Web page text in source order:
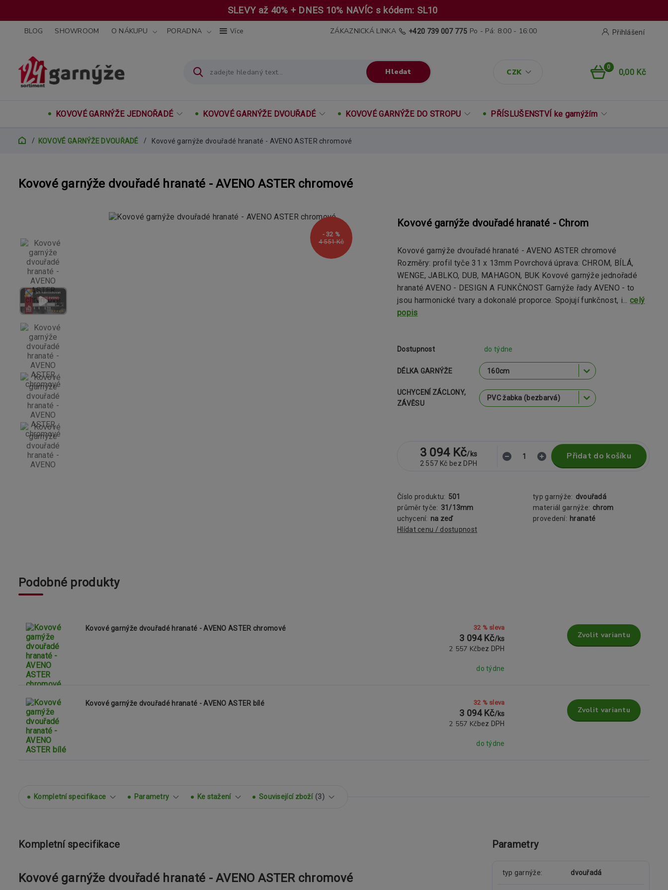
SLEVY až 40% + DNES 10% NAVÍC s kódem: SL10
BLOG SHOWROOM O NÁKUPU PORADNA Více
CZK
Přihlášení
Hledat
ZÁKAZNICKÁ LINKA +420 739 007 775 Po - Pá: 8:00 - 16:00
0
0,00 Kč
KOVOVÉ GARNÝŽE JEDNOŘADÉ KOVOVÉ GARNÝŽE DVOUŘADÉ KOVOVÉ GARNÝŽE DO STROPU PŘÍSLUŠENSTVÍ ke garnýžím
KOVOVÉ GARNÝŽE DVOUŘADÉ Kovové garnýže dvouřadé hranaté - AVENO ASTER chromové
Kovové garnýže dvouřadé hranaté - AVENO ASTER chromové
4 551 Kč
- 32 %
Kovové garnýže dvouřadé hranaté - Chrom
Kovové garnýže dvouřadé hranaté - AVENO ASTER chromové
Rozměry: profil tyče 31 x 13mm Povrchová úprava: CHROM, BÍLÁ,
WENGE, JABLKO, DUB, MAHAGON, BUK Kovové garnýže jednořadé
hranaté AVENO - DESIGN A FUNKČNOST Garnýže řady AVENO - to
jsou harmonické tvary a dokonalé proporce. Spojují funkčnost, i...celý
popis
Dostupnost do týdne
DÉLKA GARNÝŽE
UCHYCENÍ ZÁCLONY,
ZÁVĚSU
3 094 Kč/ks
2 557 Kč bez DPH
Přidat do košíku
Číslo produktu: 501 typ garnýže: dvouřadá
průměr tyče: 31/13mm materiál garnýže: chrom
uchycení: na zeď provedení: hranaté
Hlídat cenu / dostupnost
Podobné produkty
Kovové garnýže dvouřadé hranaté - AVENO ASTER chromové 32 % sleva
3 094 Kč/ks
2 557 Kčbez DPH
do týdne
Zvolit variantu
Kovové garnýže dvouřadé hranaté - AVENO ASTER bílé 32 % sleva
3 094 Kč/ks
2 557 Kčbez DPH
do týdne
Zvolit variantu
Kompletní specifikace Parametry Ke stažení Související zboží 3
Kompletní specifikace
Kovové garnýže dvouřadé hranaté - AVENO ASTER chromové
Parametry
typ garnýže dvouřadá